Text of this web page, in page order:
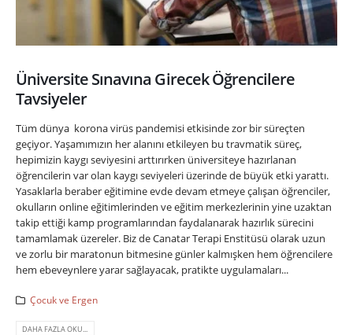
Üniversite Sınavına Girecek Öğrencilere
Tavsiyeler
Tüm dünya korona virüs pandemisi etkisinde zor bir süreçten
geçiyor. Yaşamımızın her alanını etkileyen bu travmatik süreç,
hepimizin kaygı seviyesini arttırırken üniversiteye hazırlanan
öğrencilerin var olan kaygı seviyeleri üzerinde de büyük etki yarattı.
Yasaklarla beraber eğitimine evde devam etmeye çalışan öğrenciler,
okulların online eğitimlerinden ve eğitim merkezlerinin yine uzaktan
takip ettiği kamp programlarından faydalanarak hazırlık sürecini
tamamlamak üzereler. Biz de Canatar Terapi Enstitüsü olarak uzun
ve zorlu bir maratonun bitmesine günler kalmışken hem öğrencilere
hem ebeveynlere yarar sağlayacak, pratikte uygulamaları...
Çocuk ve Ergen
DAHA FAZLA OKU...